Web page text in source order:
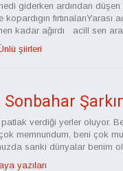
giderken ardından düşen
kopardıgın
kadar ağırdı acill sen
şiirleri
Sonbahar
patlak verdiği yerler oluyor.
memnundum, beni çok
sanki dünyalar benim
yazıları